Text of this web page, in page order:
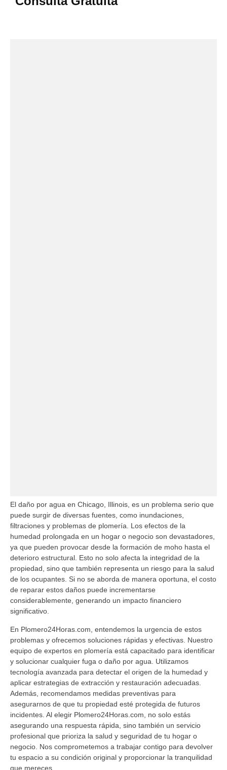
El daño por agua en Chicago, Illinois, es un problema serio que
puede surgir de diversas fuentes, como inundaciones,
filtraciones y problemas de plomería. Los efectos de la
humedad prolongada en un hogar o negocio son devastadores,
ya que pueden provocar desde la formación de moho hasta el
deterioro estructural. Esto no solo afecta la integridad de la
propiedad, sino que también representa un riesgo para la salud
de los ocupantes. Si no se aborda de manera oportuna, el costo
de reparar estos daños puede incrementarse
considerablemente, generando un impacto financiero
significativo.
En Plomero24Horas.com, entendemos la urgencia de estos
problemas y ofrecemos soluciones rápidas y efectivas. Nuestro
equipo de expertos en plomería está capacitado para identificar
y solucionar cualquier fuga o daño por agua. Utilizamos
tecnología avanzada para detectar el origen de la humedad y
aplicar estrategias de extracción y restauración adecuadas.
Además, recomendamos medidas preventivas para
asegurarnos de que tu propiedad esté protegida de futuros
incidentes. Al elegir Plomero24Horas.com, no solo estás
asegurando una respuesta rápida, sino también un servicio
profesional que prioriza la salud y seguridad de tu hogar o
negocio. Nos comprometemos a trabajar contigo para devolver
tu espacio a su condición original y proporcionar la tranquilidad
que mereces.